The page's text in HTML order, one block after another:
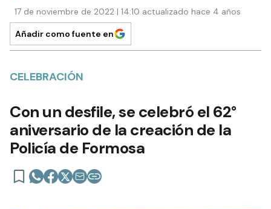
17 de noviembre de 2022 | 14:10 actualizado hace 4 años
Añadir como fuente en
CELEBRACIÓN
Con un desfile, se celebró el 62°
aniversario de la creación de la
Policía de Formosa